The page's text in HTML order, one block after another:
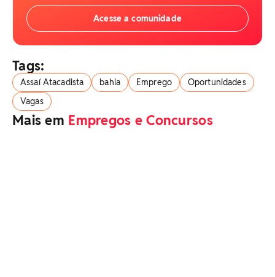
Acesse a comunidade
Tags:
Assaí Atacadista bahia Emprego
Oportunidades
Vagas
Mais em Empregos e Concursos